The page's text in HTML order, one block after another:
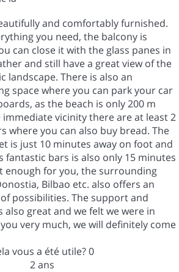
and comfortably furnished.
you need, the balcony is
can close it with the glass panes in
and still have a great view of the
landscape. There is also an
space where you can park your car
as the beach is only 200 m
vicinity there are at least 2
where you can also buy bread. The
is just 10 minutes away on foot and
bars is also only 15 minutes
enough for you, the surrounding
Bilbao etc. also offers an
possibilities. The support and
great and we felt we were in
very much, we will definitely come
vous a été utile?0
2 ans